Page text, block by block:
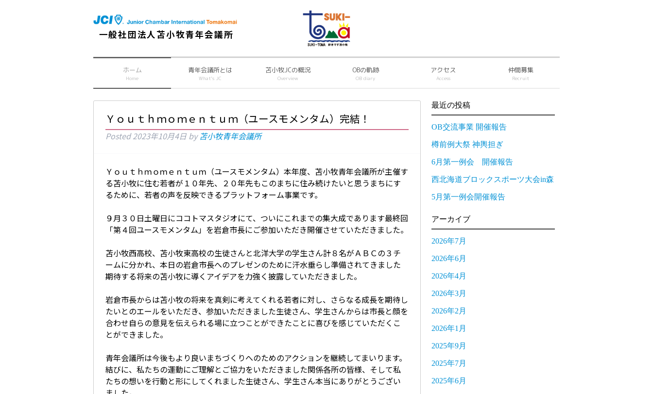
一般社団法人苫小牧青年会議所
ホーム
Home
青年会議所とは
What's JC
苫小牧JCの概況
Overview
OBの軌跡
OB diary
アクセス
Access
仲間募集
Recruit
Ｙｏｕｔｈｍｏｍｅｎｔｕｍ（ユースモメンタム）完結！
Posted2023年10月4日 by 苫小牧青年会議所
Ｙｏｕｔｈｍｏｍｅｎｔｕｍ（ユースモメンタム）本年度、苫小牧青年会議所が主催す
る苫小牧に住む若者が１０年先、２０年先もこのまちに住み続けたいと思うまちにす
るために、若者の声を反映できるプラットフォーム事業です。
９月３０日土曜日にココトマスタジオにて、ついにこれまでの集大成であります最終回
「第４回ユースモメンタム」を岩倉市長にご参加いただき開催させていただきました。
苫小牧西高校、苫小牧東高校の生徒さんと北洋大学の学生さん計８名がＡＢＣの３チ
ームに分かれ、本日の岩倉市長へのプレゼンのために汗水垂らし準備されてきました
期待する将来の苫小牧に導くアイデアを力強く披露していただきました。
岩倉市長からは苫小牧の将来を真剣に考えてくれる若者に対し、さらなる成長を期待し
たいとのエールをいただき、参加いただきました生徒さん、学生さんからは市長と顔を
合わせ自らの意見を伝えられる場に立つことができたことに喜びを感じていただくこ
とができました。
青年会議所は今後もより良いまちづくりへのためのアクションを継続してまいります。
結びに、私たちの運動にご理解とご協力をいただきました関係各所の皆様、そして私
たちの想いを行動と形にしてくれました生徒さん、学生さん本当にありがとうござい
最近の投稿
OB交流事業 開催報告
樽前例大祭 神輿担ぎ
6月第一例会 開催報告
西北海道ブロックスポーツ大会in森
5月第一例会開催報告
アーカイブ
2026年7月
2026年6月
2026年4月
2026年3月
2026年2月
2026年1月
2025年9月
2025年7月
2025年6月